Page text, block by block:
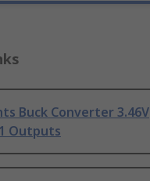
Buck Converter 3.46V
Outputs